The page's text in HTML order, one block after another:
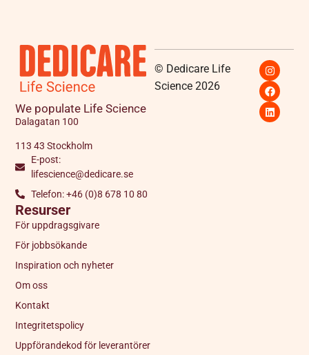
We populate Life Science
Dalagatan 100
113 43 Stockholm
E-post:
lifescience@dedicare.se
Telefon: +46 (0)8 678 10 80
Resurser
För uppdragsgivare
För jobbsökande
Inspiration och nyheter
Om oss
Kontakt
Integritetspolicy
Uppförandekod för leverantörer
© Dedicare Life
Science 2026